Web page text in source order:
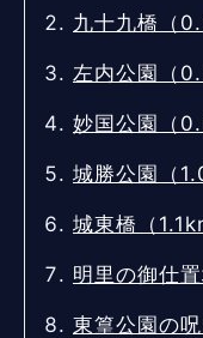
九十九橋（
左内公園（
妙国公園（
城勝公園（
城東橋（
明里の御仕
東篁公園の